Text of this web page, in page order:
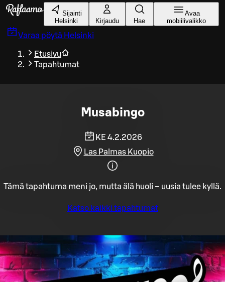
Siirry pääsisältöön
Sijainti
Helsinki
Kirjaudu Hae
Avaa
mobiilivalikko
Varaa pöytä Helsinki
Etusivu
Tapahtumat
Musabingo
KE 4.2.2026
Las Palmas Kuopio
Tämä tapahtuma meni jo, mutta älä huoli – uusia tulee kyllä.
Katso kaikki tapahtumat